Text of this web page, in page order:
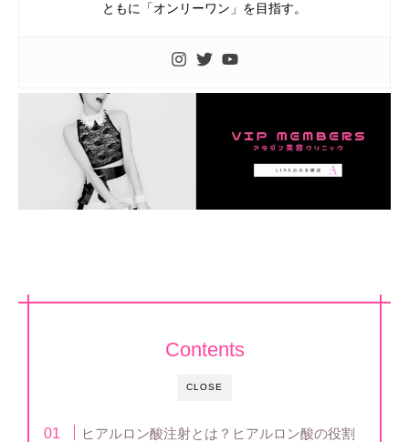
ともに「オンリーワン」を目指す。
CLOSE
Contents
ヒアルロン酸注射とは？ヒアルロン酸の役割